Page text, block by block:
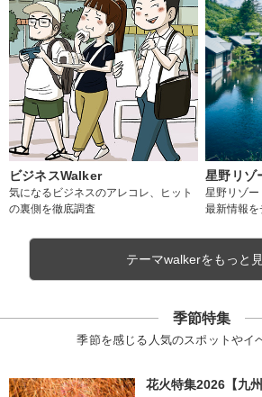
ビジネスWalker
気になるビジネスのアレコレ、ヒット
の裏側を徹底調査
星野リゾ
星野リゾ
最新情報を
テーマwalkerをもっと
季節特集
季節を感じる人気のスポットやイ
花火特集2026【九州